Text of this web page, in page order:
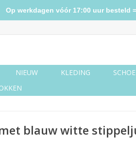
NIEUW KLEDING
blauw witte
Op werkdagen vóór 17:00 uur besteld